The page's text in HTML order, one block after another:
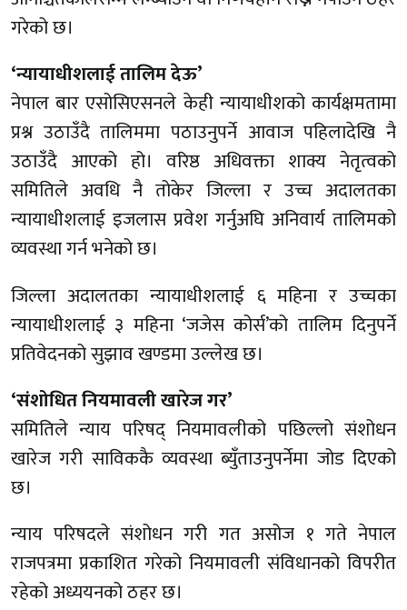
गरेको छ।
‘न्यायाधीशलाई तालिम देऊ’
नेपाल बार एसोसिएसनले केही न्यायाधीशको कार्यक्षमतामा
प्रश्न उठाउँदै तालिममा पठाउनुपर्ने आवाज पहिलादेखि नै
उठाउँदै आएको हो। वरिष्ठ अधिवक्ता शाक्य नेतृत्वको
समितिले अवधि नै तोकेर जिल्ला र उच्च अदालतका
न्यायाधीशलाई इजलास प्रवेश गर्नुअघि अनिवार्य तालिमको
व्यवस्था गर्न भनेको छ।
जिल्ला अदालतका न्यायाधीशलाई ६ महिना र उच्चका
न्यायाधीशलाई ३ महिना ‘जजेस कोर्स’को तालिम दिनुपर्ने
प्रतिवेदनको सुझाव खण्डमा उल्लेख छ।
‘संशोधित नियमावली खारेज गर’
समितिले न्याय परिषद् नियमावलीको पछिल्लो संशोधन
खारेज गरी साविककै व्यवस्था ब्युँताउनुपर्नेमा जोड दिएको
छ।
न्याय परिषदले संशोधन गरी गत असोज १ गते नेपाल
राजपत्रमा प्रकाशित गरेको नियमावली संविधानको विपरीत
रहेको अध्ययनको ठहर छ।